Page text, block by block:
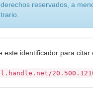
reservados, a
este identificador para citar